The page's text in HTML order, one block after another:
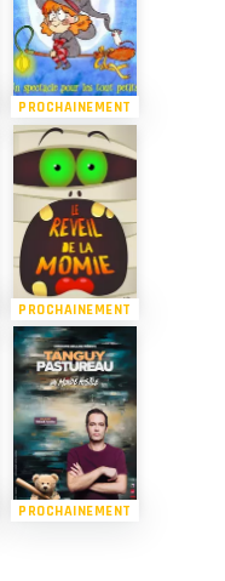
PROCHAINEMENT
PROCHAINEMENT
PROCHAINEMENT